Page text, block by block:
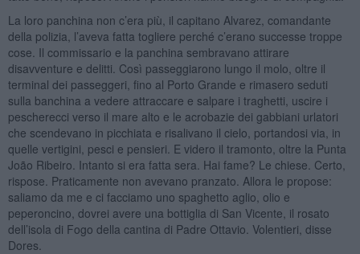
La loro panchina non c’era più, il capitano Alvarez, comandante
della polizia, l’aveva fatta togliere perché c’erano successe troppe
cose. Il commissario e la panchina sembravano attirare
disavventure e delitti. Così passeggiarono lungo il molo, oltre il
terminal dei passeggeri, fino al Porto Grande e rimasero seduti
sulla banchina a vedere attraccare e salpare i traghetti, uscire i
pescherecci verso il mare alto e le acrobazie dei gabbiani urlatori
che scendevano in picchiata e risalivano il cielo, portandosi via, in
quelle vertigini, pesci e pensieri. E videro il tramonto, oltre la Punta
João Ribeiro. Intanto si era fatta sera. Hai fame? Le chiese. Certo,
rispose. Praticamente non avevano pranzato. Allora le propose:
saliamo da me e ci facciamo uno spaghetto aglio, olio e
peperoncino, dovrei avere una bottiglia di San Vicente, il rosato
dell’isola di Fogo della cantina di Padre Ottavio. Volentieri, disse
Dores.